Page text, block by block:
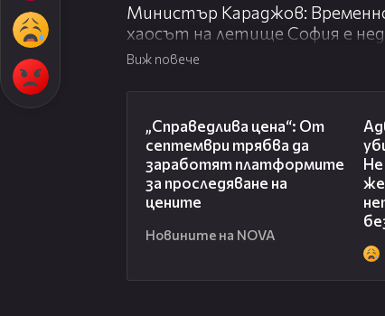
Министър Караджов:
хаосът на летище София е
Виж повече
„Справедлива цена“: От
септември трябва да
заработят платформите
за проследяване на
цените
Новините на NOVA